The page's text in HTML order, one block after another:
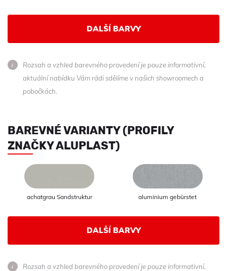
DALŠÍ BARVY
Rozsah a vzhled barevného provedení je pouze informativní,
aktuální nabídku Vám rádi sdělíme v našich showroomech a
pobočkách.
BAREVNÉ VARIANTY (PROFILY
ZNAČKY ALUPLAST)
achatgrau Sandstruktur aluminium gebürstet
DALŠÍ BARVY
Rozsah a vzhled barevného provedení je pouze informativní,